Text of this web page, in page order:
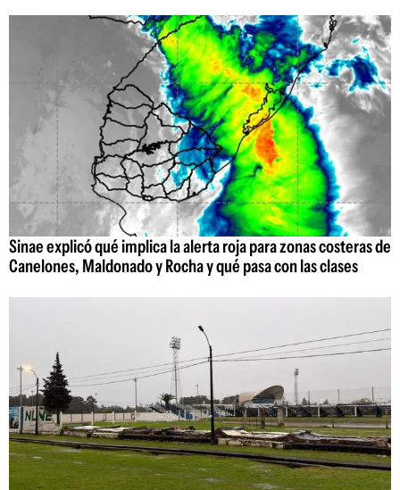
Sinae explicó qué implica la alerta roja para zonas costeras de
Canelones, Maldonado y Rocha y qué pasa con las clases